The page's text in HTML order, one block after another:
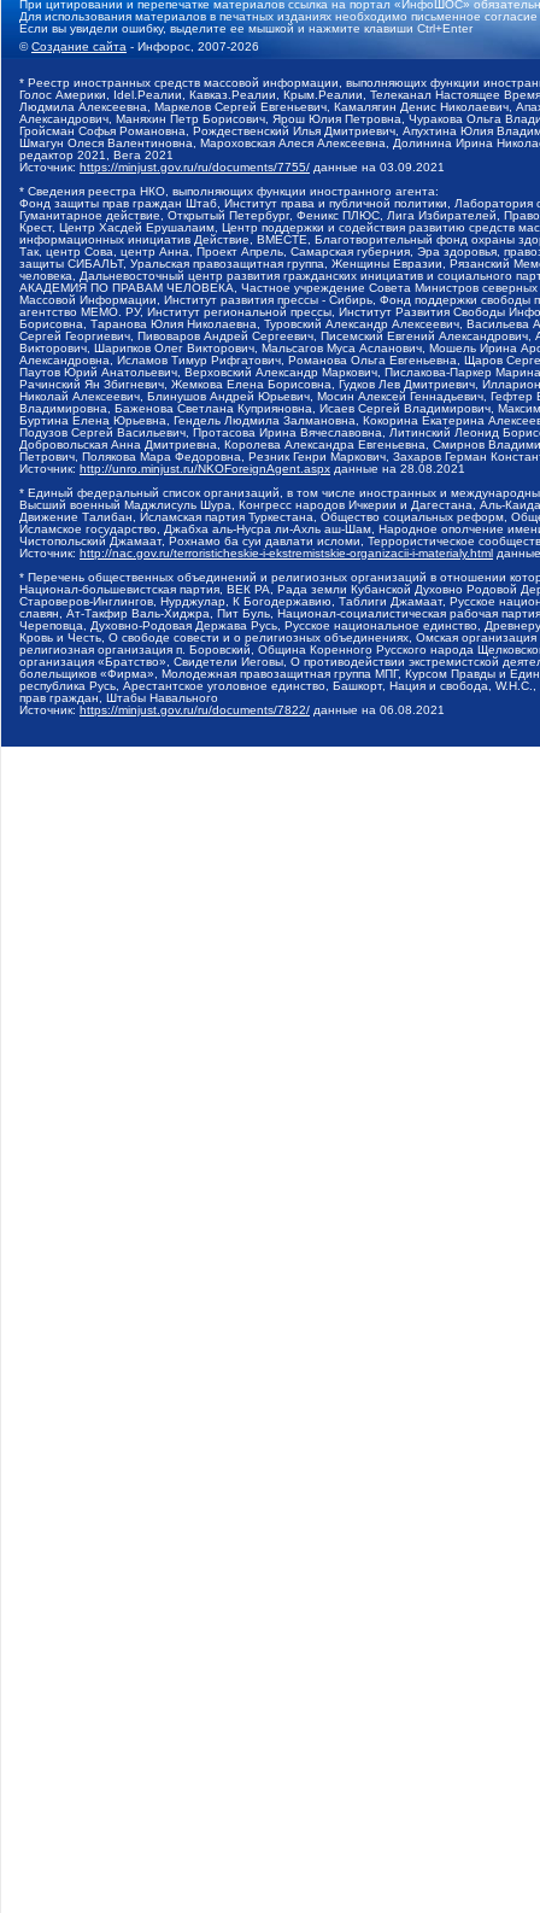
При цитировании и перепечатке материалов ссылка на портал «ИнфоШОС»
Для использования материалов в печатных изданиях необходимо письменное
Если вы увидели ошибку, выделите ее мышкой и нажмите клавиши Ctrl+Enter
©Создание сайта - Инфорос, 2007-2026
* Реестр иностранных средств массовой информации, выполняющих функции
Голос Америки, Idel.Реалии, Кавказ.Реалии, Крым.Реалии, Телеканал Настоящее
Людмила Алексеевна, Маркелов Сергей Евгеньевич, Камалягин Денис Николаевич,
Александрович, Маняхин Петр Борисович, Ярош Юлия Петровна, Чуракова Ольга
Гройсман Софья Романовна, Рождественский Илья Дмитриевич, Апухтина Юлия
Шмагун Олеся Валентиновна, Мароховская Алеся Алексеевна, Долинина Ирина
редактор 2021, Вега 2021
Источник: https://minjust.gov.ru/ru/documents/7755/ данные на 03.09.2021
* Сведения реестра НКО, выполняющих функции иностранного агента:
Фонд защиты прав граждан Штаб, Институт права и публичной политики,
Гуманитарное действие, Открытый Петербург, Феникс ПЛЮС, Лига Избирателей,
Крест, Центр Хасдей Ерушалаим, Центр поддержки и содействия развитию средств
информационных инициатив Действие, ВМЕСТЕ, Благотворительный фонд охраны
Так, центр Сова, центр Анна, Проект Апрель, Самарская губерния, Эра здоровья,
защиты СИБАЛЬТ, Уральская правозащитная группа, Женщины Евразии, Рязанский
человека, Дальневосточный центр развития гражданских инициатив и социального
АКАДЕМИЯ ПО ПРАВАМ ЧЕЛОВЕКА, Частное учреждение Совета Министров северных
Массовой Информации, Институт развития прессы - Сибирь, Фонд поддержки
агентство МЕМО. РУ, Институт региональной прессы, Институт Развития Свободы
Борисовна, Таранова Юлия Николаевна, Туровский Александр Алексеевич,
Сергей Георгиевич, Пивоваров Андрей Сергеевич, Писемский Евгений
Викторович, Шарипков Олег Викторович, Мальсагов Муса Асланович, Мошель Ирина
Александровна, Исламов Тимур Рифгатович, Романова Ольга Евгеньевна, Щаров
Паутов Юрий Анатольевич, Верховский Александр Маркович, Пислакова-Паркер
Рачинский Ян Збигневич, Жемкова Елена Борисовна, Гудков Лев Дмитриевич,
Николай Алексеевич, Блинушов Андрей Юрьевич, Мосин Алексей Геннадьевич,
Владимировна, Баженова Светлана Куприяновна, Исаев Сергей Владимирович,
Буртина Елена Юрьевна, Гендель Людмила Залмановна, Кокорина Екатерина
Подузов Сергей Васильевич, Протасова Ирина Вячеславовна, Литинский Леонид
Добровольская Анна Дмитриевна, Королева Александра Евгеньевна, Смирнов
Петрович, Полякова Мара Федоровна, Резник Генри Маркович, Захаров Герман
Источник: http://unro.minjust.ru/NKOForeignAgent.aspx данные на 28.08.2021
* Единый федеральный список организаций, в том числе иностранных и
Высший военный Маджлисуль Шура, Конгресс народов Ичкерии и Дагестана, Аль-
Движение Талибан, Исламская партия Туркестана, Общество социальных реформ,
Исламское государство, Джабха аль-Нусра ли-Ахль аш-Шам, Народное ополчение
Чистопольский Джамаат, Рохнамо ба суи давлати исломи, Террористическое
Источник: http://nac.gov.ru/terroristicheskie-i-ekstremistskie-organizacii-i-materialy.html
* Перечень общественных объединений и религиозных организаций в отношении
Национал-большевистская партия, ВЕК РА, Рада земли Кубанской Духовно Родовой
Староверов-Инглингов, Нурджулар, К Богодержавию, Таблиги Джамаат, Русское
славян, Ат-Такфир Валь-Хиджра, Пит Буль, Национал-социалистическая рабочая
Череповца, Духовно-Родовая Держава Русь, Русское национальное единство,
Кровь и Честь, О свободе совести и о религиозных объединениях, Омская
религиозная организация п. Боровский, Община Коренного Русского народа
организация «Братство», Свидетели Иеговы, О противодействии экстремистской
болельщиков «Фирма», Молодежная правозащитная группа МПГ, Курсом Правды и
республика Русь, Арестантское уголовное единство, Башкорт, Нация и свобода,
прав граждан, Штабы Навального
Источник: https://minjust.gov.ru/ru/documents/7822/ данные на 06.08.2021